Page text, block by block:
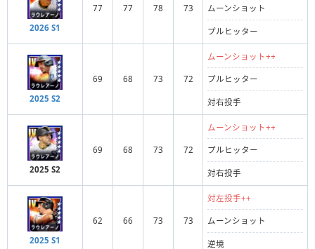
2026 S1
77 77 78 73 ムーンショット
プルヒッター
2025 S2
69 68 73 72
ムーンショット++
プルヒッター
対右投手
2025 S2
69 68 73 72
ムーンショット++
プルヒッター
対右投手
2025 S1
62 66 73 73
対左投手++
ムーンショット
逆境